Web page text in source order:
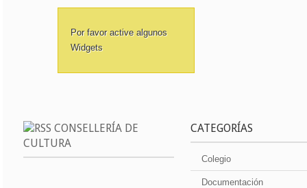
Por favor active algunos
Widgets
CONSELLERÍA DE
CULTURA
CATEGORÍAS
Colegio
Documentación